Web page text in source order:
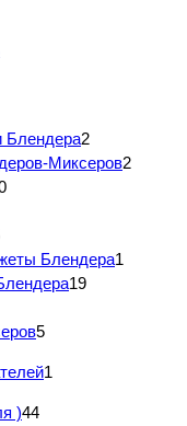
Блендера2
Миксеров2
Блендера1
19
5
1
)44